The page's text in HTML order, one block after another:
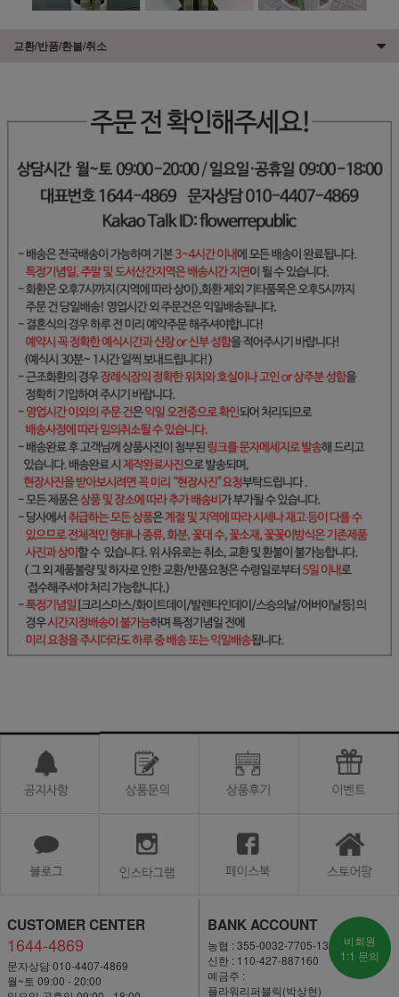
교환/반품/환불/취소
CUSTOMER CENTER
1644-4869
문자상담 010-4407-4869
월~토 09:00 - 20:00
BANK ACCOUNT
농협 : 355-0032-7705-13
신한 : 110-427-887160
예금주 :
플라워리퍼블릭(박상현)
비회원
1:1 문의